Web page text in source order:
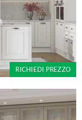
RICHIEDI PREZZO